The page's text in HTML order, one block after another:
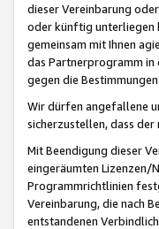
dieser Vereinbarung
oder künftig unterliegen
gemeinsam mit Ihnen
das Partnerprogramm in
gegen die
Wir dürfen angefallene
sicherzustellen, dass
Mit Beendigung dieser
eingeräumten Lizenzen/
Programmrichtlinien
Vereinbarung, die nach
entstandenen